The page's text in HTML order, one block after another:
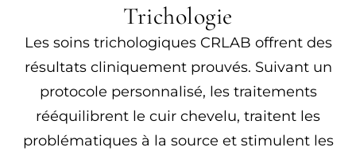
Trichologie
Les soins trichologiques CRLAB offrent des
résultats cliniquement prouvés. Suivant un
protocole personnalisé, les traitements
rééquilibrent le cuir chevelu, traitent les
problématiques à la source et stimulent les